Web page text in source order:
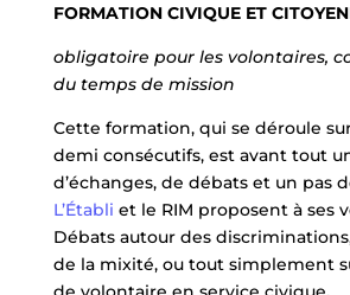
FORMATION CIVIQUE ET
obligatoire pour les volontaires,
du temps de mission
Cette formation, qui se déroule
demi consécutifs, est avant tout
d’échanges, de débats et un pas
L’Établi et le RIM proposent à ses
Débats autour des
de la mixité, ou tout simplement